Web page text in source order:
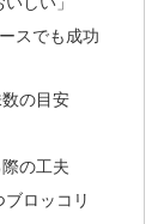
スでも成功
の目安
の工夫
ロッコリ